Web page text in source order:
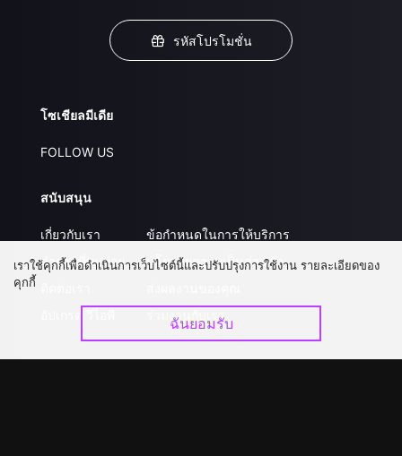
รหัสโปรโมชั่น
โซเชียลมีเดีย
FOLLOW US
สนับสนุน
เกี่ยวกับเรา
คำถามที่พบบ่อย
ข้อกำหนดในการให้บริการ
นโยบายความเป็นส่วนตัว
ร่วมงานกับเรา
เราใช้คุกกี้เพื่อดำเนินการเว็บไซต์นี้และปรับปรุงการใช้งาน รายละเอียดของ
คุกกี้
ฉันยอมรับ